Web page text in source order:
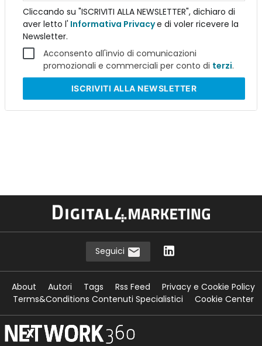
Cliccando su "ISCRIVITI ALLA NEWSLETTER", dichiaro di
aver letto l' Informativa Privacye di voler ricevere la
Newsletter.
Acconsento all'invio di comunicazioni
promozionali e commerciali per conto di terzi.
ISCRIVITI ALLA NEWSLETTER
Seguici
About Autori Tags Rss Feed
Privacy e Cookie Policy
Terms&Conditions Contenuti Specialistici
Cookie Center